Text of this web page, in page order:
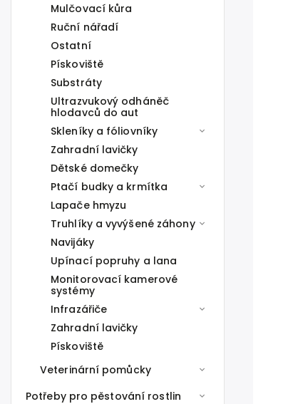
Mulčovací kůra
Ruční nářadí
Ostatní
Pískoviště
Substráty
Ultrazvukový odháněč
hlodavců do aut
Skleníky a fóliovníky
Zahradní lavičky
Dětské domečky
Ptačí budky a krmítka
Lapače hmyzu
Truhlíky a vyvýšené záhony
Navijáky
Upínací popruhy a lana
Monitorovací kamerové
systémy
Infrazářiče
Zahradní lavičky
Pískoviště
Veterinární pomůcky
Potřeby pro pěstování rostlin